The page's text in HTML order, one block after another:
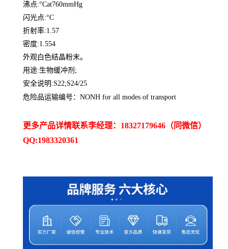
沸点:°Cat760mmHg
闪光点:°C
折射率:1.57
密度:1.554
外观白色结晶粉末。
用途:生物缓冲剂;
安全说明:S22;S24/25
危险品运输编号：NONH for all modes of transport
更多产品详情联系李经理：18327179646（同微信）
QQ:1983320361